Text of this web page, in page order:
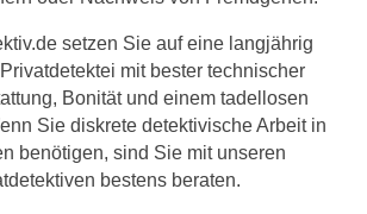
setzen Sie auf eine langjährig
mit bester technischer
Bonität und einem tadellosen
Sie diskrete detektivische Arbeit in
benötigen, sind Sie mit unseren
bestens beraten.